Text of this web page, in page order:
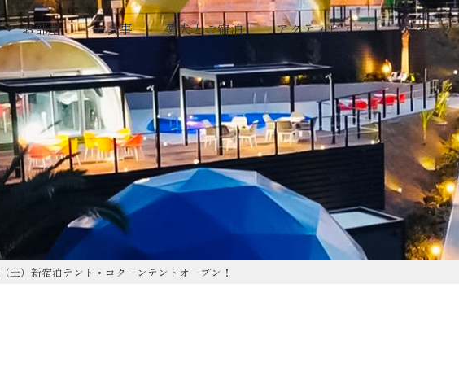
お部屋 お食事 愛犬とご宿泊 アクティビティ アクセス
土）新宿泊テント・コクーンテントオープン！